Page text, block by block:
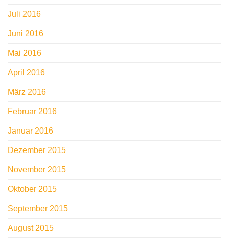
Juli 2016
Juni 2016
Mai 2016
April 2016
März 2016
Februar 2016
Januar 2016
Dezember 2015
November 2015
Oktober 2015
September 2015
August 2015